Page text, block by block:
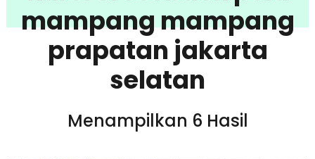
mampang mampang
prapatan jakarta
selatan
Menampilkan 6 Hasil